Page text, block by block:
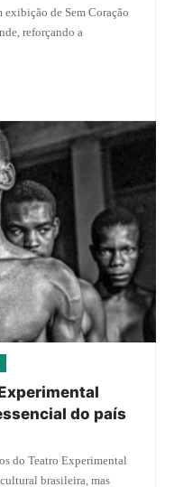
de Sem Coração
reforçando a
do país
do Teatro Experimental
brasileira, mas